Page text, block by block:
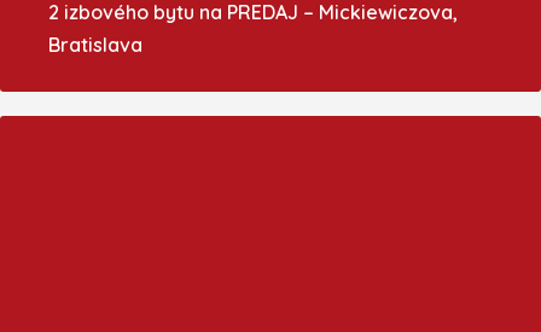
2 izbového bytu na PREDAJ – Mickiewiczova,
Bratislava